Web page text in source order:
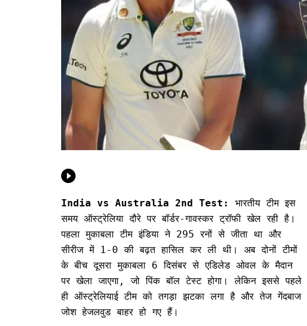
India vs Australia 2nd Test:
भारतीय टीम इस
समय ऑस्ट्रेलिया दौरे पर बॉर्डर-गावस्कर ट्रॉफी खेल रही है।
पहला मुकाबला टीम इंडिया ने 295 रनों से जीता था और
सीरीज में 1-0 की बढ़त हासिल कर ली थी। अब दोनों टीमों
के बीच दूसरा मुकाबला 6 दिसंबर से एडिलेड ओवल के मैदान
पर खेला जाएगा, जो पिंक बॉल टेस्ट होगा। लेकिन इससे पहले
ही ऑस्ट्रेलियाई टीम को तगड़ा झटका लगा है और तेज गेंदबाज
जोश हेजलवुड बाहर हो गए हैं।